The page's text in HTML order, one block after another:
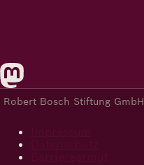
Bosch Stiftung GmbH